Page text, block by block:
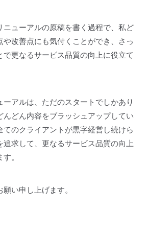
ニューアルの原稿を書く過程で、私ど
や改善点にも気付くことができ、さっ
で更なるサービス品質の向上に役立て
ーアルは、ただのスタートでしかあり
んどん内容をブラッシュアップしてい
てのクライアントが黒字経営し続けら
追求して、更なるサービス品質の向上
。
い申し上げます。